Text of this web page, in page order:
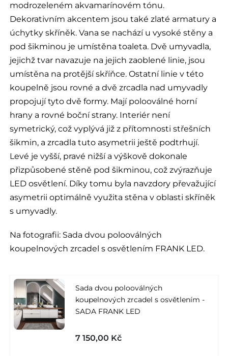
modrozeleném akvamarínovém tónu.
Dekorativním akcentem jsou také zlaté armatury a
úchytky skříněk. Vana se nachází u vysoké stěny a
pod šikminou je umístěna toaleta. Dvě umyvadla,
jejichž tvar navazuje na jejich zaoblené linie, jsou
umístěna na protější skříňce. Ostatní linie v této
koupelně jsou rovné a dvě zrcadla nad umyvadly
propojují tyto dvě formy. Mají polooválné horní
hrany a rovné boční strany. Interiér není
symetrický, což vyplývá již z přítomnosti střešních
šikmin, a zrcadla tuto asymetrii ještě podtrhují.
Levé je vyšší, pravé nižší a výškově dokonale
přizpůsobené stěně pod šikminou, což zvýrazňuje
LED osvětlení. Díky tomu byla navzdory převažující
asymetrii optimálně využita stěna v oblasti skříněk
s umyvadly.
Na fotografii: Sada dvou polooválných
koupelnových zrcadel s osvětlením FRANK LED.
Sada dvou polooválných
koupelnových zrcadel s osvětlením -
SADA FRANK LED
7 150,00 Kč